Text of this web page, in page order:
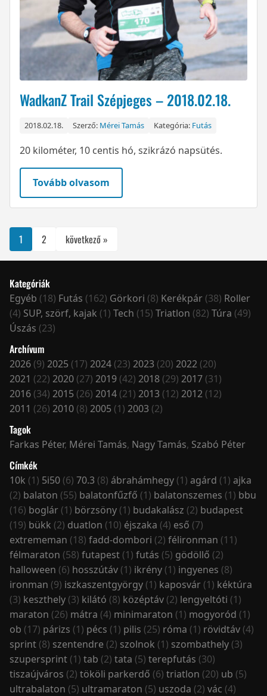
WadkanZ Trail Szépjeges – 2018.02.18.
2018.02.18. Szerző: Mérei Tamás Kategória: Futás
20 kilométer, 10 centis hó, szikrázó napsütés.
Tovább olvasom
1 2 következő »
Kategóriák
Egyéb (18) Futás (162) Görkori (8) Kerékpár (38) Roller
(4) SUP, szörf, kajak (1) Tech (15) Triatlon (82) Túra (49)
Úszás (23)
Archívum
2026 (9) 2025 (17) 2024 (23) 2023 (20) 2022 (20)
2021 (22) 2020 (27) 2019 (42) 2018 (29) 2017 (31)
2016 (34) 2015 (26) 2014 (21) 2013 (12) 2012 (12)
2011 (26) 2010 (8) 2005 (1) 2003 (2)
Tagok
Farkas Péter, Mérei Tamás, Nagy Tamás, Szabó Péter
Címkék
10k (1) 5i50 (6) 70.3 (8) ábrahámhegy (1) agárd (1) ajka
(2) balaton (55) balatonfűzfő (1) balatonszemes (1) bbu
(16) boglár (1) börzsöny (1) budakalász (2) budapest
(19) bükk (2) duatlon (10) éjszaka (4) eső (7)
extrememan (18) fadd-dombori (2) félironman (11)
félmaraton (58) futapest (1) futás (5) gödöllő (2)
halloween (6) hosszútáv (1) ikrény (1) ingyenes (8)
ironman (9) iszkaszentgyörgy (1) kaposvár (1) kéktúra
(3) keszthely (3) kilátó (8) középtáv (2) lengyeltóti (1)
maraton (26) mátra (4) minimaraton (1) mogyoród (1)
ob (17) párizs (1) pécs (1) pilis (25) róma (1) rövidtáv (4)
sprint (8) szentendre (2) szolnok (1) szombathely (3)
szupersprint (1) tab (2) tata (5) terepfutás (30)
tiszaújváros (2) tököli parkerdő (6) triatlon (20) ub (5)
ultrabalaton (5) ultramaraton (5) uszoda (2) vác (4)